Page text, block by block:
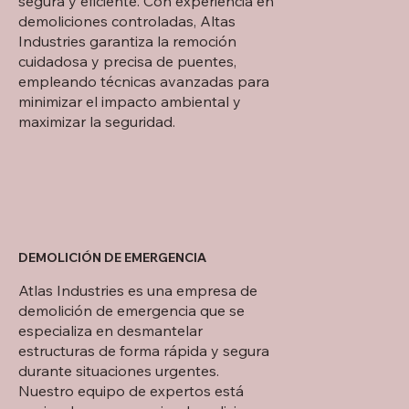
demoliciones controladas, Altas
Industries garantiza la remoción
cuidadosa y precisa de puentes,
empleando técnicas avanzadas para
minimizar el impacto ambiental y
maximizar la seguridad.
DEMOLICIÓN DE EMERGENCIA
Atlas Industries es una empresa de
demolición de emergencia que se
especializa en desmantelar
estructuras de forma rápida y segura
durante situaciones urgentes.
Nuestro equipo de expertos está